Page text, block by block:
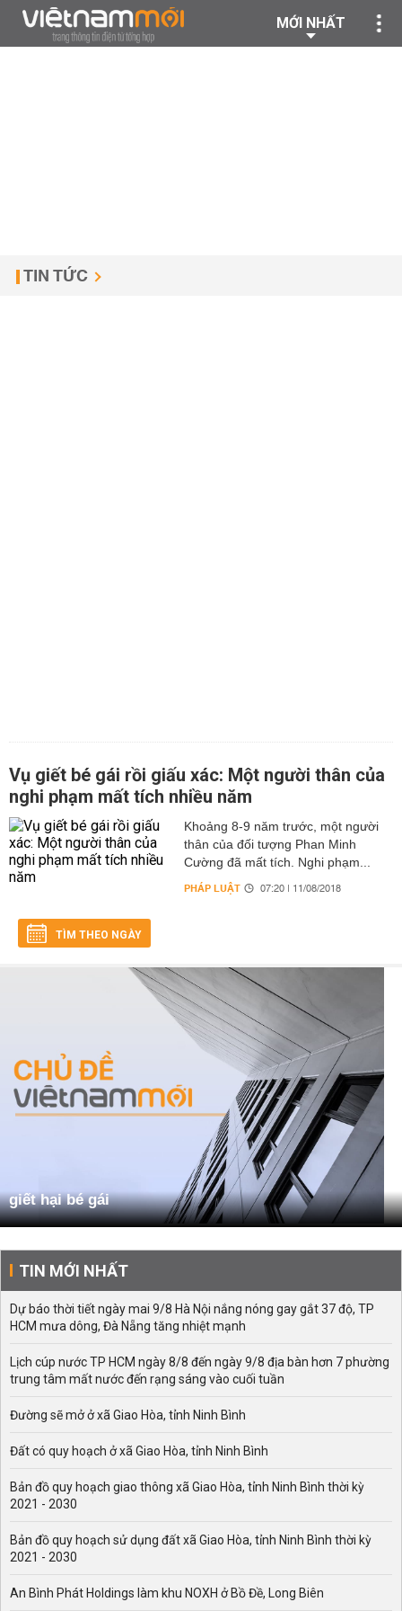
MỚI NHẤT
TIN TỨC
Vụ giết bé gái rồi giấu xác: Một người thân của
nghi phạm mất tích nhiều năm
Khoảng 8-9 năm trước, một người
thân của đối tượng Phan Minh
Cường đã mất tích. Nghi phạm...
PHÁP LUẬT 07:20 | 11/08/2018
TÌM THEO NGÀY
giết hại bé gái
TIN MỚI NHẤT
Dự báo thời tiết ngày mai 9/8 Hà Nội nắng nóng gay gắt 37 độ, TP
HCM mưa dông, Đà Nẵng tăng nhiệt mạnh
Lịch cúp nước TP HCM ngày 8/8 đến ngày 9/8 địa bàn hơn 7 phường
trung tâm mất nước đến rạng sáng vào cuối tuần
Đường sẽ mở ở xã Giao Hòa, tỉnh Ninh Bình
Đất có quy hoạch ở xã Giao Hòa, tỉnh Ninh Bình
Bản đồ quy hoạch giao thông xã Giao Hòa, tỉnh Ninh Bình thời kỳ
2021 - 2030
Bản đồ quy hoạch sử dụng đất xã Giao Hòa, tỉnh Ninh Bình thời kỳ
2021 - 2030
An Bình Phát Holdings làm khu NOXH ở Bồ Đề, Long Biên